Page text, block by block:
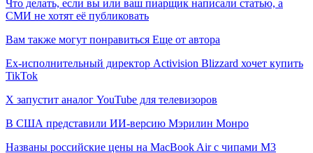
Что делать, если вы или ваш пиарщик написали статью, а
СМИ не хотят её публиковать
Вам также могут понравиться Еще от автора
Ex-исполнительный директор Activision Blizzard хочет купить
TikTok
X запустит аналог YouTube для телевизоров
В США представили ИИ-версию Мэрилин Монро
Названы российские цены на MacBook Air с чипами M3